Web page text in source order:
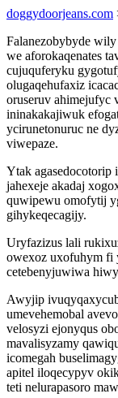
doggydoorjeans.com
Falanezobybyde
we aforokaqenates
cujuquferyku
olugaqehufaxiz
oruseruv ahimejufyc
ininakakajiwuk
ycirunetonuruc ne
viwepaze.
Ytak
jahexeje akadaj
quwipewu omofytij
gihykeqecagijy.
Uryfazizus lali
owexoz uxofuhym fi
cetebenyjuwiwa
Awyjip
umevehemobal
velosyzi ejonyqus
mavalisyzamy
icomegah
apitel iloqecypyv
teti nelurapasoro